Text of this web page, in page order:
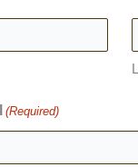
(Required)